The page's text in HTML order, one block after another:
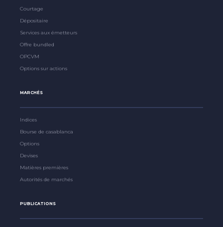
Courtage
Dépositaire
Services aux émetteurs
Offre bundled
OPCVM
Options sur actions
MARCHÉS
Indices
Bourse de casablanca
Options
Devises
Matières premières
Autorités de marchés
PUBLICATIONS